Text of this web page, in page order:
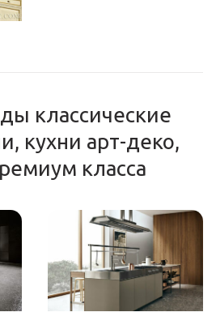
классические
кухни арт-деко,
класса